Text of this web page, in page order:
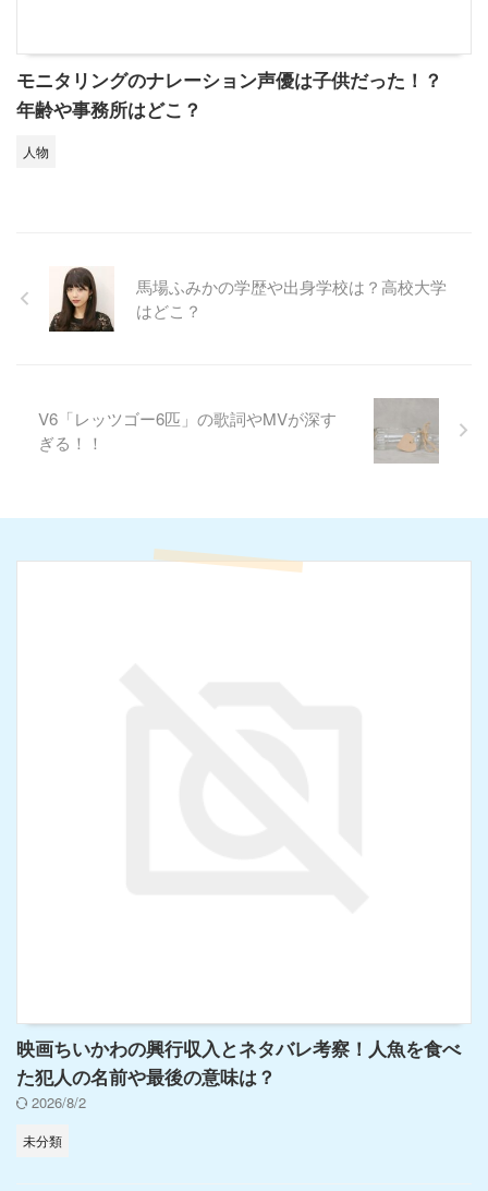
モニタリングのナレーション声優は子供だった！？
年齢や事務所はどこ？
人物
馬場ふみかの学歴や出身学校は？高校大学
はどこ？
V6「レッツゴー6匹」の歌詞やMVが深す
ぎる！！
映画ちいかわの興行収入とネタバレ考察！人魚を食べ
た犯人の名前や最後の意味は？
2026/8/2
未分類